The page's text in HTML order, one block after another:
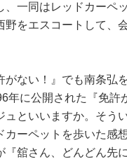
、一同はレッドカーペ
野をエスコートして、
ない！』でも南条弘
年に公開された『免許
といいますか。そう
カーペットを歩いた感
『舘さん、どんどん先